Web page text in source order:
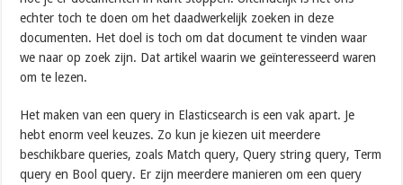
echter toch te doen om het daadwerkelijk zoeken in deze
documenten. Het doel is toch om dat document te vinden waar
we naar op zoek zijn. Dat artikel waarin we geïnteresseerd waren
om te lezen.
Het maken van een query in Elasticsearch is een vak apart. Je
hebt enorm veel keuzes. Zo kun je kiezen uit meerdere
beschikbare queries, zoals Match query, Query string query, Term
query en Bool query. Er zijn meerdere manieren om een query